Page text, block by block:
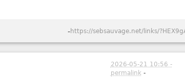
-https://sebsauvage.net/links/
2026-05-21 10:56 -
permalink -